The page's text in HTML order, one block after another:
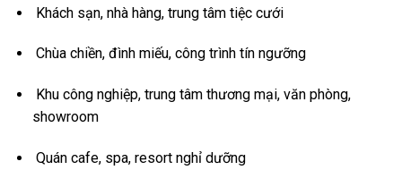
Khách sạn, nhà hàng, trung tâm tiệc cưới
Chùa chiền, đình miếu, công trình tín ngưỡng
Khu công nghiệp, trung tâm thương mại, văn phòng,
showroom
Quán cafe, spa, resort nghỉ dưỡng